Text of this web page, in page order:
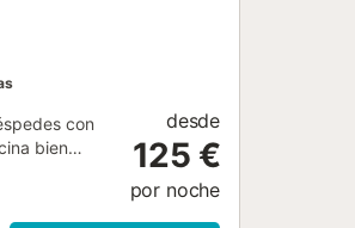
con
bien
así como
Lo más
desde
125 €
por noche